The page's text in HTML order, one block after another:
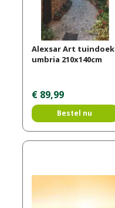
Alexsar Art tuindoek
umbria 210x140cm
€ 89,99
Bestel nu